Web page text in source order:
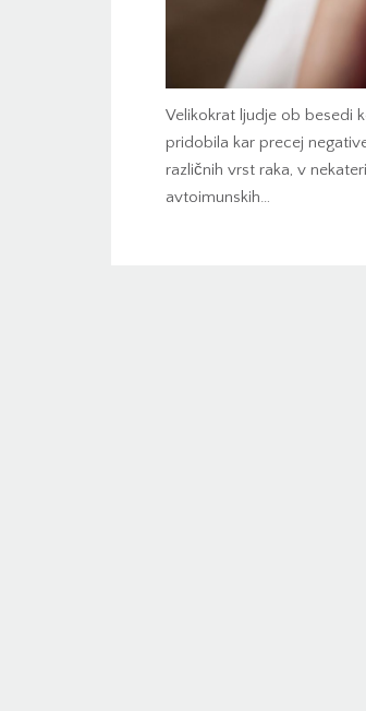
Velikokrat ljudje ob besedi
pridobila kar precej
različnih vrst raka, v
avtoimunskih…